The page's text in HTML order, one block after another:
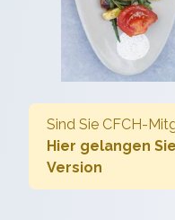
Sind Sie CFCH-
Hier gelangen
Version